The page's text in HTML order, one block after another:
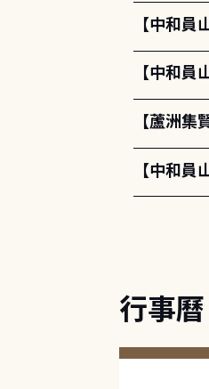
【中和員
【中和
【蘆洲
【中和
行事曆